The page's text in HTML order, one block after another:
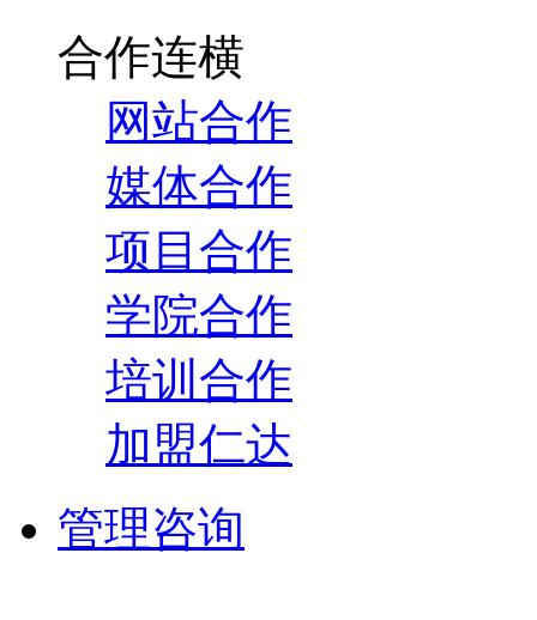
合作连横
网站合作
媒体合作
项目合作
学院合作
培训合作
加盟仁达
管理咨询